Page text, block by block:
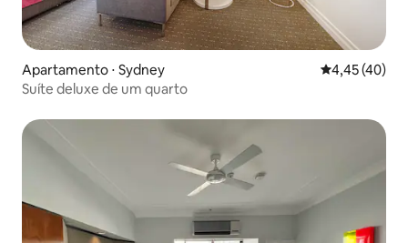
Apartamento ⋅ Sydney 4,45 de uma
4,45 (40)
Suíte deluxe de um quarto